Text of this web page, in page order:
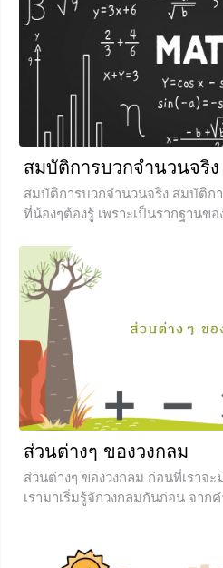
ประธานถูกกระทำที่คุ้นหูกันหากใ
เริ่มใหม่ทั้งหมดกันเลยจร้า กลุ่มของ
สมบัติการบวกจำนวนจริง
สมบัติการบวกจำนวนจริง สมบัติก
ที่น้องๆต้องรู้ เพราะเป็นรากฐาน
สมบัติการบวกของจำนวนจริง มี
ปิดการบวก สมบัติปิดการบวก คือ
มาบวกกัน เราก็ยังได้ผลลัพธ์เป็นจ
2 = 3 จะเห็นว่า
ส่วนต่างๆ ของวงกลม
ส่วนต่างๆ ของวงกลม ก่อนที่เราจ
เรามาเริ่มรู้จักวงกลมกันก่อน จาก
กันทุกจุด” โดยเรียกจุดคงที่นี้ว่า จุ